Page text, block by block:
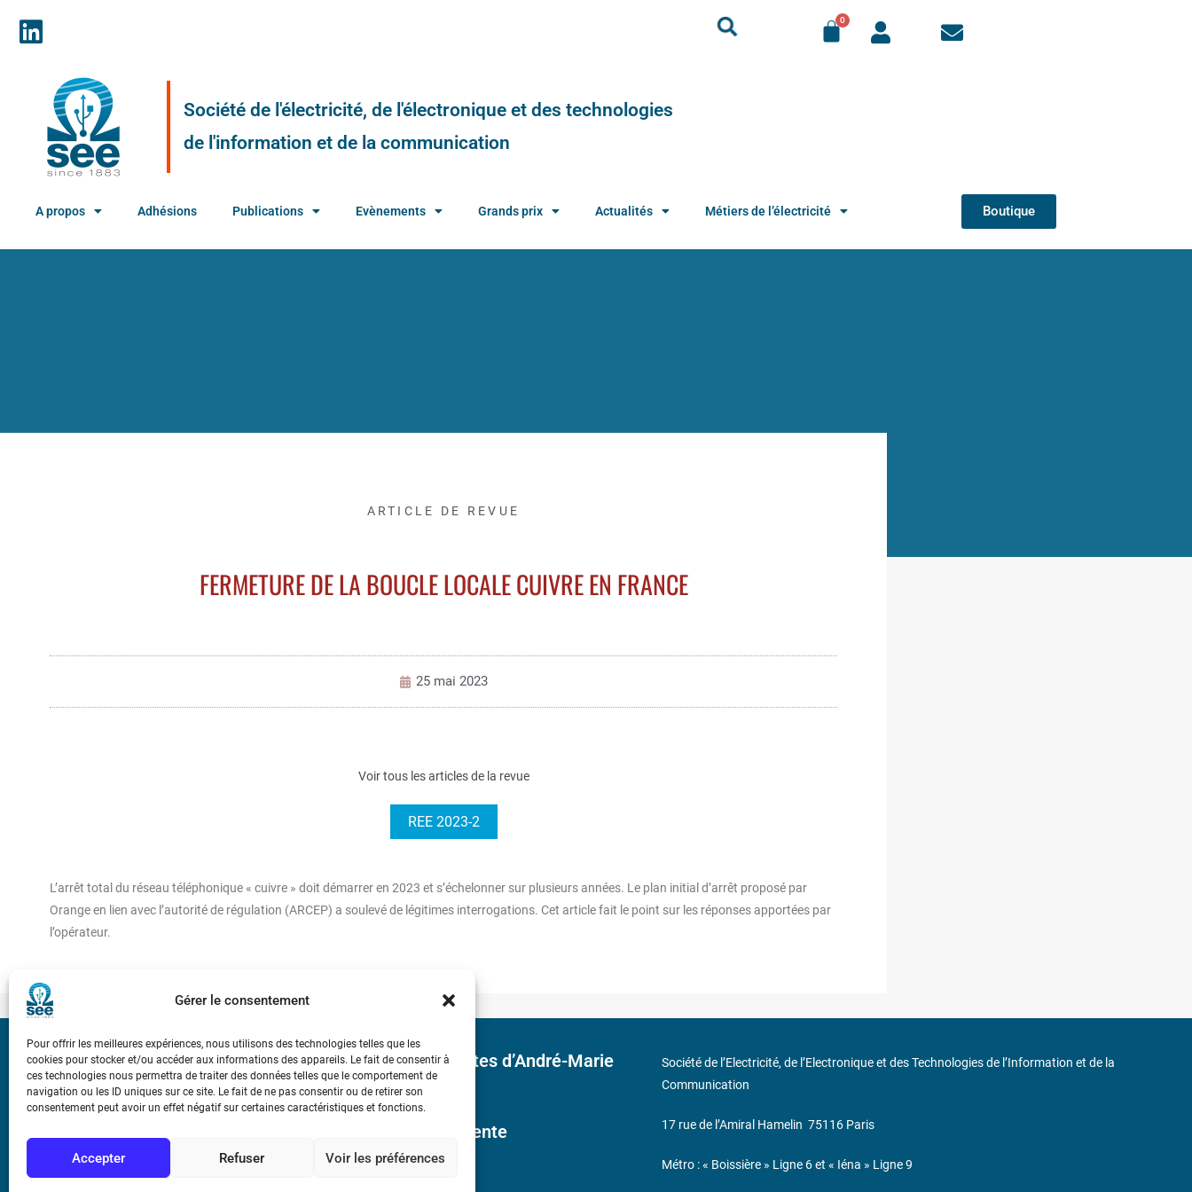
Gérer le consentement
Pour offrir les meilleures expériences, nous utilisons des technologies telles que les
cookies pour stocker et/ou accéder aux informations des appareils. Le fait de consentir à
ces technologies nous permettra de traiter des données telles que le comportement de
navigation ou les ID uniques sur ce site. Le fait de ne pas consentir ou de retirer son
consentement peut avoir un effet négatif sur certaines caractéristiques et fonctions.
Accepter Refuser Voir les préférences
Société de l'électricité, de l'électronique et des technologies
de l'information et de la communication
A propos Adhésions Publications Evènements Grands prix Actualités Métiers de l’électricité Boutique
ARTICLE DE REVUE
FERMETURE DE LA BOUCLE LOCALE CUIVRE EN FRANCE
25 mai 2023
Voir tous les articles de la revue
REE 2023-2
L’arrêt total du réseau téléphonique « cuivre » doit démarrer en 2023 et s’échelonner sur plusieurs années. Le plan initial d’arrêt proposé par
Orange en lien avec l’autorité de régulation (ARCEP) a soulevé de légitimes interrogations. Cet article fait le point sur les réponses apportées par
l’opérateur.
Bicentenaire des découvertes d’André-Marie
Ampère
Conditions Générales de Vente
Société de l’Electricité, de l’Electronique et des Technologies de l’Information et de la
Communication
17 rue de l’Amiral Hamelin 75116 Paris
Métro : « Boissière » Ligne 6 et « Iéna » Ligne 9